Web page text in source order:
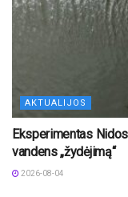
AKTUALIJOS
Eksperimentas
vandens „žydėjimą“
2026-08-04